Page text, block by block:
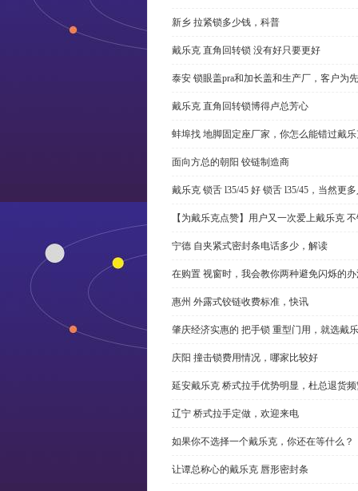
新乡 拉紧锁多少钱，科普
戴乐克 直角回转锁 没有好只要更好
泰安 锁眼盖pra和加长盖和生产厂，客户为先
戴乐克 直角回转锁博得卢总芳心
蚌埠找 地脚固定座厂家，你怎么能错过戴
面向方总的朝阳 铰链制造商
戴乐克 锁舌 l35/45 好 锁舌 l35/45，当然更
【为戴乐克点赞】用户又一次爱上戴乐克
宁德 自夹紧式密封条电话多少，解读
在购置 视窗时，我会教你两种避免闪烁的
惠州 外露式铰链收费标准，快讯
肇庆经济实惠的 把手锁 重型门用，就选戴
庆阳 撞击锁费用情况，哪家比较好
延安戴乐克 桥式拉手优势明显，杜总退货
辽宁 桥式拉手定做，欢迎来电
如果你不选择一个戴乐克，你还在等什么？
让谭总称心的戴乐克 唇形密封条